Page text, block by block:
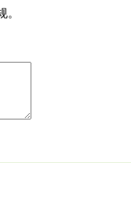
。